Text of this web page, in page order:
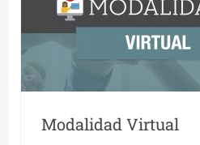
Modalidad Virtual
Modalidad Virtual